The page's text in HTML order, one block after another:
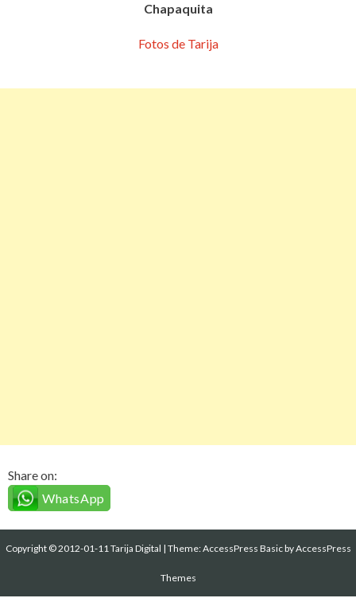
Chapaquita
Fotos de Tarija
Share on:
WhatsApp
Copyright © 2012-01-11 Tarija Digital | Theme:AccessPress Basicby AccessPress
Themes